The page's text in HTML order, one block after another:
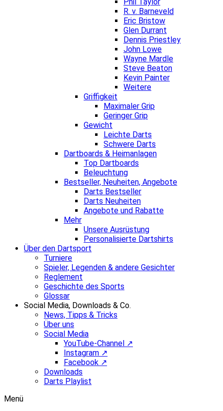
R. v. Barneveld
Eric Bristow
Glen Durrant
Dennis Priestley
John Lowe
Wayne Mardle
Steve Beaton
Kevin Painter
Weitere
Griffigkeit
Maximaler Grip
Geringer Grip
Gewicht
Leichte Darts
Schwere Darts
Dartboards & Heimanlagen
Top Dartboards
Beleuchtung
Bestseller, Neuheiten, Angebote
Darts Bestseller
Darts Neuheiten
Angebote und Rabatte
Mehr
Unsere Ausrüstung
Personalisierte Dartshirts
Über den Dartsport
Turniere
Spieler, Legenden & andere Gesichter
Reglement
Geschichte des Sports
Glossar
Social Media, Downloads & Co.
News, Tipps & Tricks
Über uns
Social Media
YouTube-Channel ↗
Instagram ↗
Facebook ↗
Downloads
Darts Playlist
Menü